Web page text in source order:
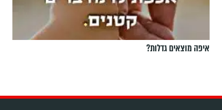
איפה מוצאים גדלות?